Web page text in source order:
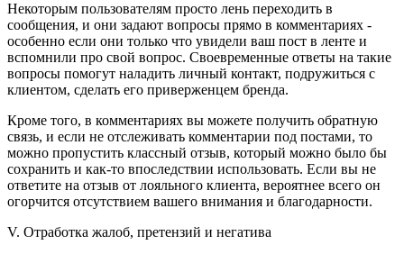
Некоторым пользователям просто лень переходить в
сообщения, и они задают вопросы прямо в комментариях -
особенно если они только что увидели ваш пост в ленте и
вспомнили про свой вопрос. Своевременные ответы на такие
вопросы помогут наладить личный контакт, подружиться с
клиентом, сделать его приверженцем бренда.
Кроме того, в комментариях вы можете получить обратную
связь, и если не отслеживать комментарии под постами, то
можно пропустить классный отзыв, который можно было бы
сохранить и как-то впоследствии использовать. Если вы не
ответите на отзыв от лояльного клиента, вероятнее всего он
огорчится отсутствием вашего внимания и благодарности.
V. Отработка жалоб, претензий и негатива